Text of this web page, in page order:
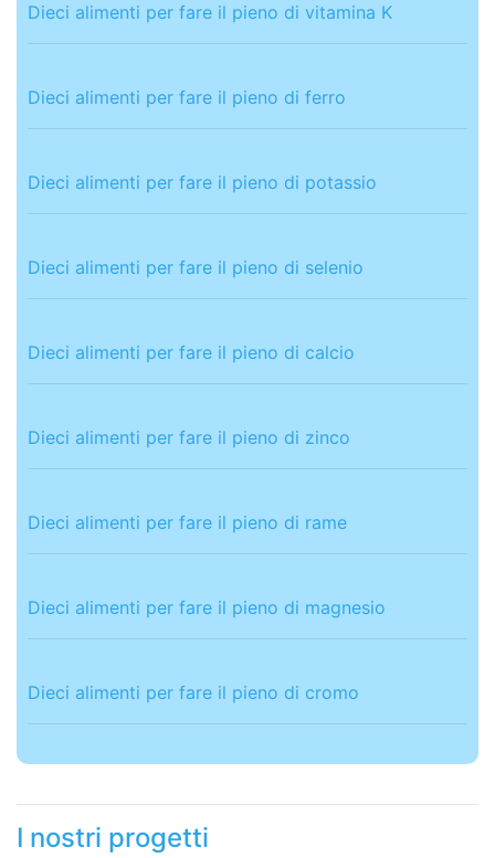
Dieci alimenti per fare il pieno di vitamina K
Dieci alimenti per fare il pieno di ferro
Dieci alimenti per fare il pieno di potassio
Dieci alimenti per fare il pieno di selenio
Dieci alimenti per fare il pieno di calcio
Dieci alimenti per fare il pieno di zinco
Dieci alimenti per fare il pieno di rame
Dieci alimenti per fare il pieno di magnesio
Dieci alimenti per fare il pieno di cromo
I nostri progetti